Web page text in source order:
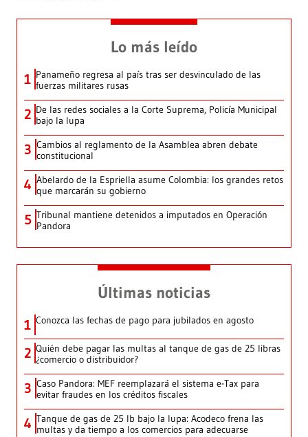
Lo más leído
1 Panameño regresa al país tras ser desvinculado de las
fuerzas militares rusas
2 De las redes sociales a la Corte Suprema, Policía Municipal
bajo la lupa
3 Cambios al reglamento de la Asamblea abren debate
constitucional
4 Abelardo de la Espriella asume Colombia: los grandes retos
que marcarán su gobierno
5 Tribunal mantiene detenidos a imputados en Operación
Pandora
Últimas noticias
1 Conozca las fechas de pago para jubilados en agosto
2 Quién debe pagar las multas al tanque de gas de 25 libras
¿comercio o distribuidor?
3 Caso Pandora: MEF reemplazará el sistema e-Tax para
evitar fraudes en los créditos fiscales
4 Tanque de gas de 25 lb bajo la lupa: Acodeco frena las
multas y da tiempo a los comercios para adecuarse